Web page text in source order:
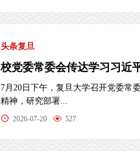
头条复旦
校党委常委会传达学习习近
7月20日下午，复旦大学召开党委常
精神，研究部署...
2026-07-20 527